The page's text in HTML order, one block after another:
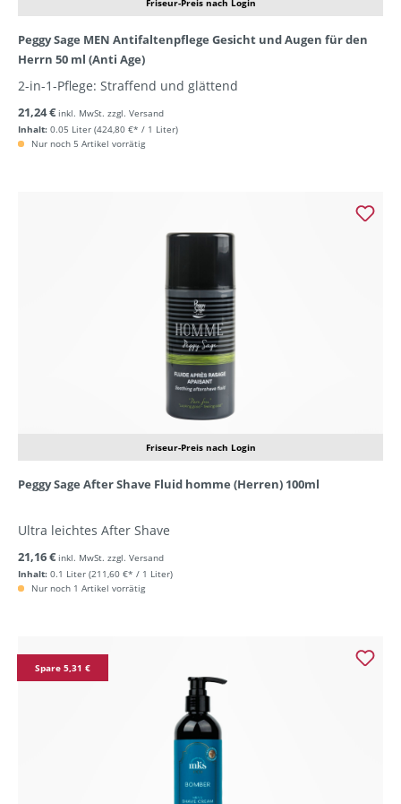
Friseur-Preis nach Login
Peggy Sage MEN Antifaltenpflege Gesicht und Augen für den
Herrn 50 ml (Anti Age)
2-in-1-Pflege: Straffend und glättend
Inhalt: 0.05 Liter (424,80 €* / 1 Liter)
21,24 € inkl. MwSt. zzgl. Versand
Nur noch 5 Artikel vorrätig
Friseur-Preis nach Login
Peggy Sage After Shave Fluid homme (Herren) 100ml
Ultra leichtes After Shave
Inhalt: 0.1 Liter (211,60 €* / 1 Liter)
21,16 € inkl. MwSt. zzgl. Versand
Nur noch 1 Artikel vorrätig
Spare 5,31 €